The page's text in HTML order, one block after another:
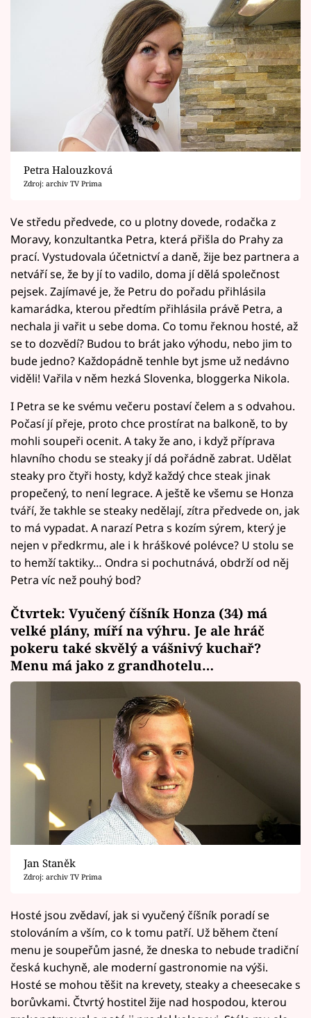
Petra Halouzková
Zdroj: archiv TV Prima
Ve středu předvede, co u plotny dovede, rodačka z
Moravy, konzultantka Petra, která přišla do Prahy za
prací. Vystudovala účetnictví a daně, žije bez partnera a
netváří se, že by jí to vadilo, doma jí dělá společnost
pejsek. Zajímavé je, že Petru do pořadu přihlásila
kamarádka, kterou předtím přihlásila právě Petra, a
nechala ji vařit u sebe doma. Co tomu řeknou hosté, až
se to dozvědí? Budou to brát jako výhodu, nebo jim to
bude jedno? Každopádně tenhle byt jsme už nedávno
viděli! Vařila v něm hezká Slovenka, bloggerka Nikola.
I Petra se ke svému večeru postaví čelem a s odvahou.
Počasí jí přeje, proto chce prostírat na balkoně, to by
mohli soupeři ocenit. A taky že ano, i když příprava
hlavního chodu se steaky jí dá pořádně zabrat. Udělat
steaky pro čtyři hosty, když každý chce steak jinak
propečený, to není legrace. A ještě ke všemu se Honza
tváří, že takhle se steaky nedělají, zítra předvede on, jak
to má vypadat. A narazí Petra s kozím sýrem, který je
nejen v předkrmu, ale i k hráškové polévce? U stolu se
to hemží taktiky… Ondra si pochutnává, obdrží od něj
Petra víc než pouhý bod?
Čtvrtek: Vyučený číšník Honza (34) má
velké plány, míří na výhru. Je ale hráč
pokeru také skvělý a vášnivý kuchař?
Menu má jako z grandhotelu…
Jan Staněk
Zdroj: archiv TV Prima
Hosté jsou zvědaví, jak si vyučený číšník poradí se
stolováním a vším, co k tomu patří. Už během čtení
menu je soupeřům jasné, že dneska to nebude tradiční
česká kuchyně, ale moderní gastronomie na výši.
Hosté se mohou těšit na krevety, steaky a cheesecake s
borůvkami. Čtvrtý hostitel žije nad hospodou, kterou